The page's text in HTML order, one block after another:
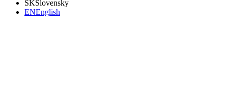
SKSlovensky
ENEnglish